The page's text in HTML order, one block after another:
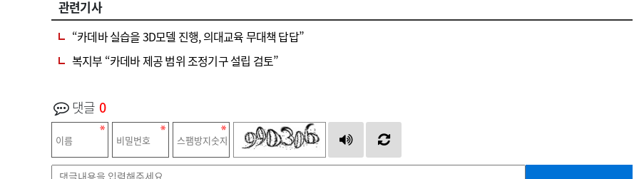
관련기사
“카데바 실습을 3D모델 진행, 의대교육 무대책 답답”
복지부 “카데바 제공 범위 조정기구 설립 검토”
댓글 0